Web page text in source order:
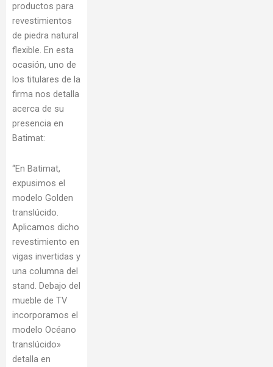
productos para
revestimientos
de piedra natural
flexible. En esta
ocasión, uno de
los titulares de la
firma nos detalla
acerca de su
presencia en
Batimat:
“En Batimat,
expusimos el
modelo Golden
translúcido.
Aplicamos dicho
revestimiento en
vigas invertidas y
una columna del
stand. Debajo del
mueble de TV
incorporamos el
modelo Océano
translúcido»
detalla en